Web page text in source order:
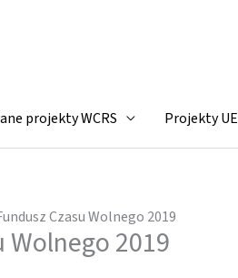
projekty WCRS Projekty UE
Czasu Wolnego 2019
Wolnego 2019